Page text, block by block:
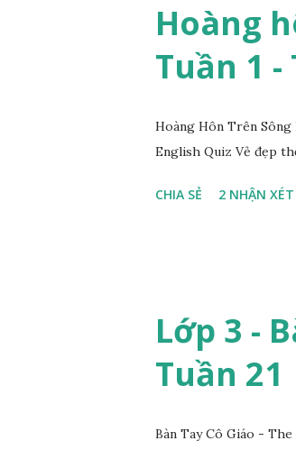
Hoàng
Tuần 1 -
Hoàng Hôn Trên
English Quiz Vẻ đẹp
CHIA SẺ 2 NHẬN XÉT
Lớp 3 -
Tuần 21
Bàn Tay Cô Giáo -